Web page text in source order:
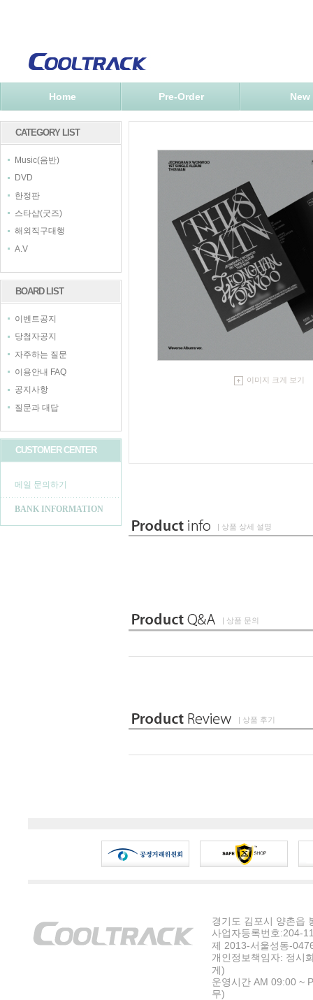
Home Pre-Order New
CATEGORY LIST
Music(음반)
DVD
한정판
스타샵(굿즈)
해외직구대행
A.V
BOARD LIST
이벤트공지
당첨자공지
자주하는 질문
이용안내 FAQ
공지사항
질문과 대답
CUSTOMER CENTER
메일 문의하기
BANK INFORMATION
이미지 크게 보기
| 상품 상세 설명
| 상품 문의
| 상품 후기
경기도 김포시 양촌읍
사업자등록번호:204-
제 2013-서울성동-
개인정보책임자: 정시
게)
운영시간 AM 09:00 ~
무)